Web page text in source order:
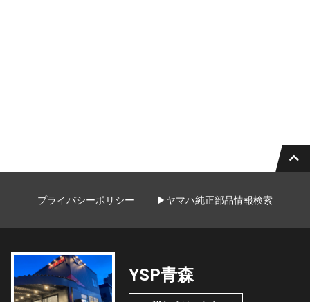
プライバシーポリシー ▶ヤマハ純正部品情報検索
YSP青森